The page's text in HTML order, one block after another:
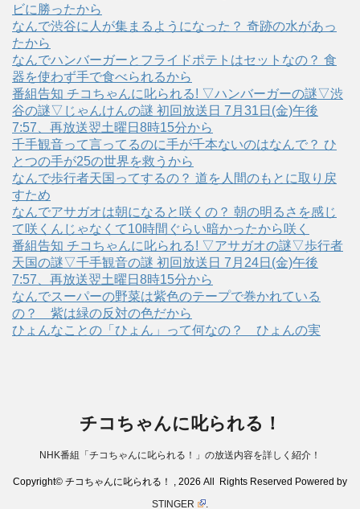
ビに勝ったから
なんで渋谷に人が集まるようになった？ 奇跡の水があっ
たから
なんでハンバーガーとフライドポテトはセットなの？ 食
器を使わず手で食べられるから
番組告知 チコちゃんに叱られる! ▽ハンバーガーの謎▽渋
谷の謎▽じゃんけんの謎 初回放送日 7月31日(金)午後
7:57、再放送翌土曜日8時15分から
千手観音って言ってるのに手が千本ないのはなんで？ ひ
とつの手が25の世界を救うから
なんで歩行者天国ってするの？ 道を人間のもとに取り戻
すため
なんでアサガオは朝になると咲くの？ 朝の明るさを感じ
て咲くんじゃなくて10時間ぐらい暗かったから咲く
番組告知 チコちゃんに叱られる! ▽アサガオの謎▽歩行者
天国の謎▽千手観音の謎 初回放送日 7月24日(金)午後
7:57、再放送翌土曜日8時15分から
なんでスーパーの野菜は紫色のテープで巻かれている
の？ 紫は緑の反対の色だから
ひょんなことの「ひょん」って何なの？ ひょんの実
チコちゃんに叱られる！
NHK番組「チコちゃんに叱られる！」の放送内容を詳しく紹介！
Copyright© チコちゃんに叱られる！ , 2026 All Rights Reserved Powered by
STINGER
.